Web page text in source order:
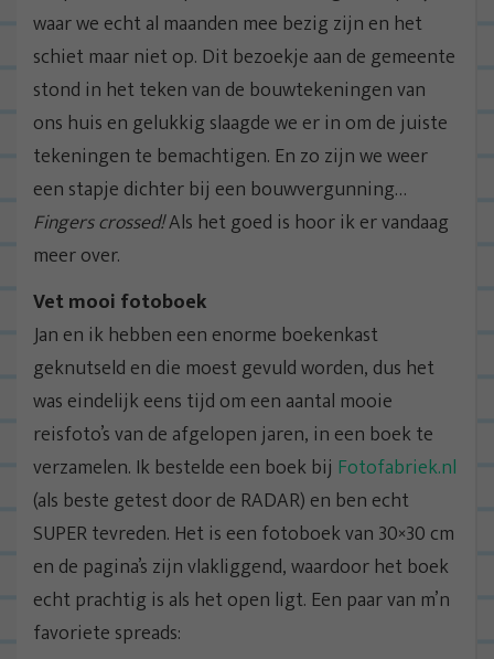
waar we echt al maanden mee bezig zijn en het
schiet maar niet op. Dit bezoekje aan de gemeente
stond in het teken van de bouwtekeningen van
ons huis en gelukkig slaagde we er in om de juiste
tekeningen te bemachtigen. En zo zijn we weer
een stapje dichter bij een bouwvergunning…
Fingers crossed!Als het goed is hoor ik er vandaag
meer over.
Vet mooi fotoboek
Jan en ik hebben een enorme boekenkast
geknutseld en die moest gevuld worden, dus het
was eindelijk eens tijd om een aantal mooie
reisfoto’s van de afgelopen jaren, in een boek te
verzamelen. Ik bestelde een boek bij Fotofabriek.nl
(als beste getest door de RADAR) en ben echt
SUPER tevreden. Het is een fotoboek van 30×30 cm
en de pagina’s zijn vlakliggend, waardoor het boek
echt prachtig is als het open ligt. Een paar van m’n
favoriete spreads: